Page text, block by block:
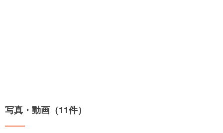
写真・動画（11件）